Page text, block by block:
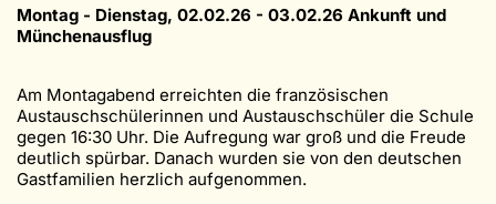
Montag - Dienstag, 02.02.26 - 03.02.26 Ankunft und
Münchenausflug
Am Montagabend erreichten die französischen
Austauschschülerinnen und Austauschschüler die Schule
gegen 16:30 Uhr. Die Aufregung war groß und die Freude
deutlich spürbar. Danach wurden sie von den deutschen
Gastfamilien herzlich aufgenommen.